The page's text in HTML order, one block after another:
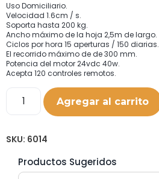
Uso Domiciliario.
Velocidad 1.6cm / s.
Soporta hasta 200 kg.
Ancho máximo de la hoja 2,5m de largo.
Ciclos por hora 15 aperturas / 150 diarias.
El recorrido máximo de de 300 mm.
Potencia del motor 24vdc 40w.
Acepta 120 controles remotos.
Agregar al carrito
SKU: 6014
Productos Sugeridos